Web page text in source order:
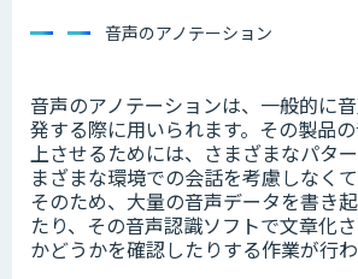
音声のアノテーション
音声のアノテーションは、一般的に
発する際に用いられます。その製品
上させるためには、さまざまなパタ
まざまな環境での会話を考慮しなく
そのため、大量の音声データを書き
たり、その音声認識ソフトで文章化
かどうかを確認したりする作業が行わ